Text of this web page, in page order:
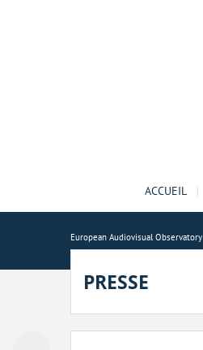
ACCUEIL
European Audiovisual Observatory
PRESSE